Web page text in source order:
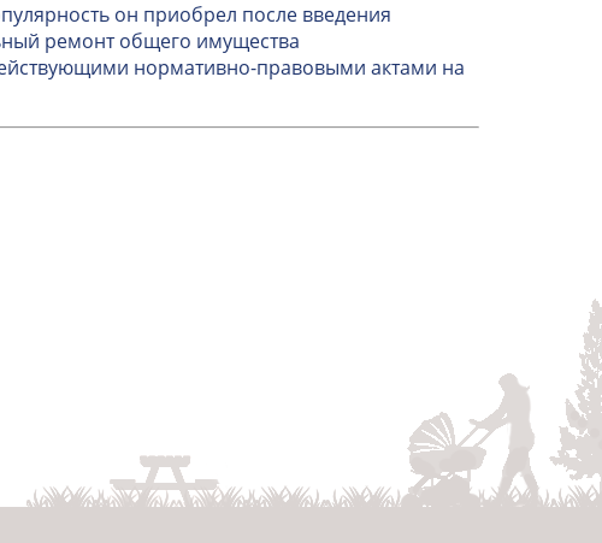
он приобрел после введения
ремонт общего имущества
нормативно-правовыми актами на